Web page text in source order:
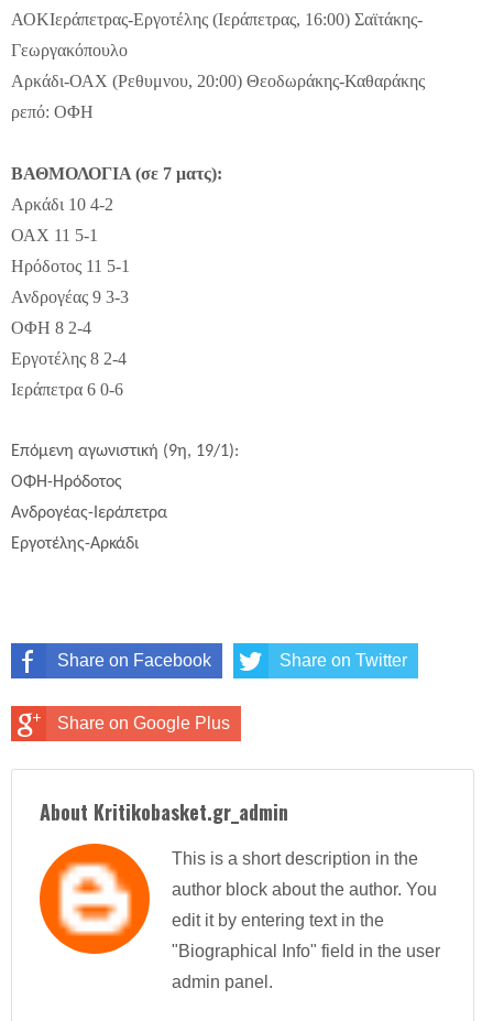
ΑΟΚΙεράπετρας-Εργοτέλης (Ιεράπετρας, 16:00) Σαϊτάκης-
Γεωργακόπουλο
Αρκάδι-ΟΑΧ (Ρεθυμνου, 20:00) Θεοδωράκης-Καθαράκης
ρεπό: ΟΦΗ
ΒΑΘΜΟΛΟΓΙΑ (σε 7 ματς):
Αρκάδι 10 4-2
ΟΑΧ 11 5-1
Ηρόδοτος 11 5-1
Ανδρογέας 9 3-3
ΟΦΗ 8 2-4
Εργοτέλης 8 2-4
Ιεράπετρα 6 0-6
Επόμενη αγωνιστική (9η, 19/1):
ΟΦΗ-Ηρόδοτος
Ανδρογέας-Ιεράπετρα
Εργοτέλης-Αρκάδι
Share on Facebook Share on Twitter
Share on Google Plus
About Kritikobasket.gr_admin
This is a short description in the
author block about the author. You
edit it by entering text in the
"Biographical Info" field in the user
admin panel.